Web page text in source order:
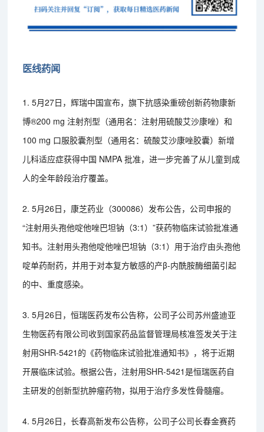
医线药闻
1. 5月27日，辉瑞中国宣布，旗下抗感染重磅创新药物康新
博®200 mg 注射剂型（通用名：注射用硫酸艾沙康唑）和
100 mg 口服胶囊剂型（通用名：硫酸艾沙康唑胶囊）新增
儿科适应症获得中国 NMPA 批准，进一步完善了从儿童到成
人的全年龄段治疗覆盖。
2. 5月26日，康芝药业（300086）发布公告，公司申报的
“注射用头孢他啶他唑巴坦钠（3:1）”获药物临床试验批准通
知书。注射用头孢他啶他唑巴坦钠（3:1）用于治疗由头孢他
啶单药耐药，并用于对本复方敏感的产β-内酰胺酶细菌引起
的中、重度感染。
3. 5月26日，恒瑞医药发布公告称，公司子公司苏州盛迪亚
生物医药有限公司收到国家药品监督管理局核准签发关于注
射用SHR-5421的《药物临床试验批准通知书》，将于近期
开展临床试验。根据公告，注射用SHR-5421是恒瑞医药自
主研发的创新型抗肿瘤药物，拟用于治疗多发性骨髓瘤。
4. 5月26日，长春高新发布公告称，公司子公司长春金赛药